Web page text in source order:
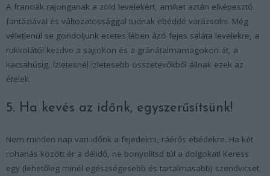
A franciák rajonganak a zöld levelekért, amiket aztán elképesztő
fantáziával és változatossággal tudnak ebéddé varázsolni. Még
véletlenül se gondoljunk ecetes lében ázó fejes saláta levelekre, a
rukkolától kezdve a sajtokon és a gránátalmamagokon át, a
kacsahúsig, ízletesnél ízletesebb összetevőkből állnak ezek az
ételek.
5. Ha kevés az időnk, egyszerűsítsünk!
Nem minden nap van időnk a fejedelmi, ráérős ebédekre. Ha két
rohanás között ér a délidő, ne bonyolítsd túl a dolgokat! Keress
egy (lehetőleg minél egészségesebb és tartalmasabb) szendvicset,